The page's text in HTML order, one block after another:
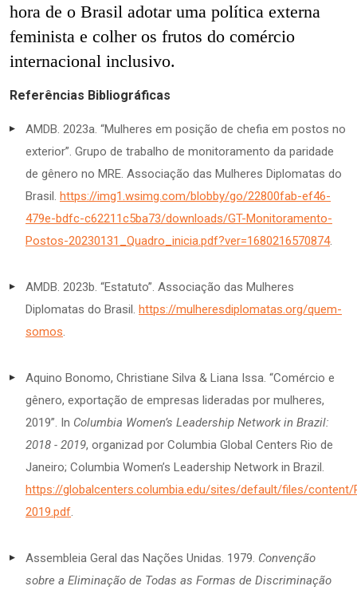
hora de o Brasil adotar uma política externa
feminista e colher os frutos do comércio
internacional inclusivo.
Referências Bibliográficas
AMDB. 2023a. “Mulheres em posição de chefia em postos no
exterior”. Grupo de trabalho de monitoramento da paridade
de gênero no MRE. Associação das Mulheres Diplomatas do
Brasil. https://img1.wsimg.com/blobby/go/22800fab-ef46-
479e-bdfc-c62211c5ba73/downloads/GT-Monitoramento-
Postos-20230131_Quadro_inicia.pdf?ver=1680216570874.
AMDB. 2023b. “Estatuto”. Associação das Mulheres
Diplomatas do Brasil. https://mulheresdiplomatas.org/quem-
somos.
Aquino Bonomo, Christiane Silva & Liana Issa. “Comércio e
gênero, exportação de empresas lideradas por mulheres,
2019”. In Columbia Women’s Leadership Network in Brazil:
2018 - 2019, organizad por Columbia Global Centers Rio de
Janeiro; Columbia Women’s Leadership Network in Brazil.
https://globalcenters.columbia.edu/sites/default/files/content/
2019.pdf.
Assembleia Geral das Nações Unidas. 1979. Convenção
sobre a Eliminação de Todas as Formas de Discriminação